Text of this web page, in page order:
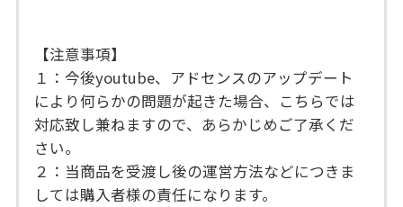
【注意事項】
１：今後youtube、アドセンスのアップデート
により何らかの問題が起きた場合、こちらでは
対応致し兼ねますので、あらかじめご了承くだ
さい。
２：当商品を受渡し後の運営方法などにつきま
しては購入者様の責任になります。